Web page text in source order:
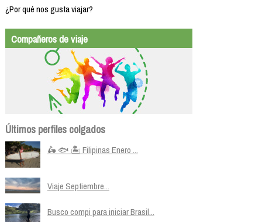
¿Por qué nos gusta viajar?
Compañeros de viaje
Últimos perfiles colgados
🛵 🐟 🏝️ Filipinas Enero ...
Viaje Septiembre...
Busco compi para iniciar Brasil...